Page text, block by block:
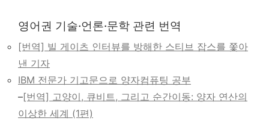
영어권 기술·언론·문학 관련 번역
[번역] 빌 게이츠 인터뷰를 방해한 스티브 잡스를 쫓아
낸 기자
IBM 전문가 기고문으로 양자컴퓨팅 공부
–[번역] 고양이, 큐비트, 그리고 순간이동: 양자 연산의
이상한 세계 (1편)